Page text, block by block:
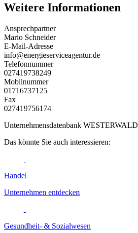
Weitere Informationen
Ansprechpartner
Mario Schneider
E-Mail-Adresse
info@energieserviceagentur.de
Telefonnummer
027419738249
Mobilnummer
01716737125
Fax
027419756174
Unternehmensdatenbank WESTERWALD
Das könnte Sie auch interessieren:
Handel
Unternehmen entdecken
Gesundheit- & Sozialwesen